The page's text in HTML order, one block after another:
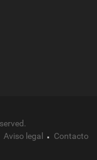
Aviso legal Contacto